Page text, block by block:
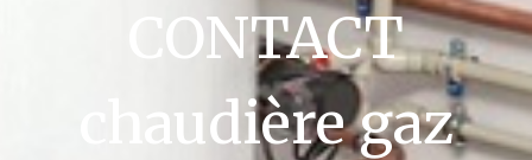
CONTACT
chaudière gaz